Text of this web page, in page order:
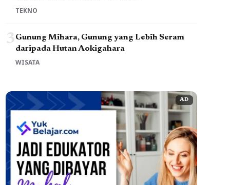
TEKNO
3Gunung Mihara, Gunung yang Lebih Seram
daripada Hutan Aokigahara
WISATA
AD